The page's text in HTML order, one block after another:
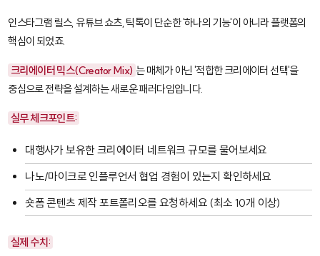
인스타그램 릴스, 유튜브 쇼츠, 틱톡이 단순한 '하나의 기능'이 아니라 플랫폼의
핵심이 되었죠.
크리에이터 믹스(Creator Mix) 는 매체가 아닌 '적합한 크리에이터 선택'을
중심으로 전략을 설계하는 새로운 패러다임입니다.
실무 체크포인트:
대행사가 보유한 크리에이터 네트워크 규모를 물어보세요
나노/마이크로 인플루언서 협업 경험이 있는지 확인하세요
숏폼 콘텐츠 제작 포트폴리오를 요청하세요 (최소 10개 이상)
실제 수치: